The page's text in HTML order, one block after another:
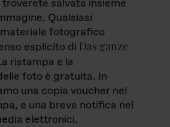
salvata insieme
Qualsiasi
fotografico
esplicito di Das ganze
ristampa e la
foto è gratuita. In
una copia voucher nel
e una breve notifica nel
elettronici.